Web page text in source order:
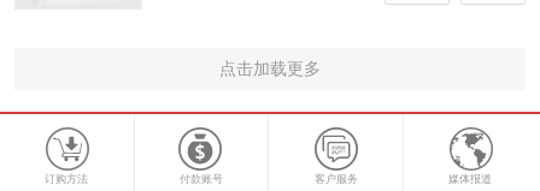
点击加载更多
订购方法 付款账号 客户服务 媒体报道